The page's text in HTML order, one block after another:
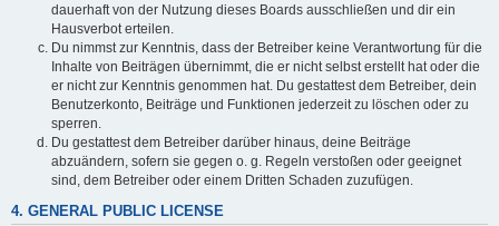
dauerhaft von der Nutzung dieses Boards ausschließen und dir ein
Hausverbot erteilen.
Du nimmst zur Kenntnis, dass der Betreiber keine Verantwortung für die
Inhalte von Beiträgen übernimmt, die er nicht selbst erstellt hat oder die
er nicht zur Kenntnis genommen hat. Du gestattest dem Betreiber, dein
Benutzerkonto, Beiträge und Funktionen jederzeit zu löschen oder zu
sperren.
Du gestattest dem Betreiber darüber hinaus, deine Beiträge
abzuändern, sofern sie gegen o. g. Regeln verstoßen oder geeignet
sind, dem Betreiber oder einem Dritten Schaden zuzufügen.
4. GENERAL PUBLIC LICENSE